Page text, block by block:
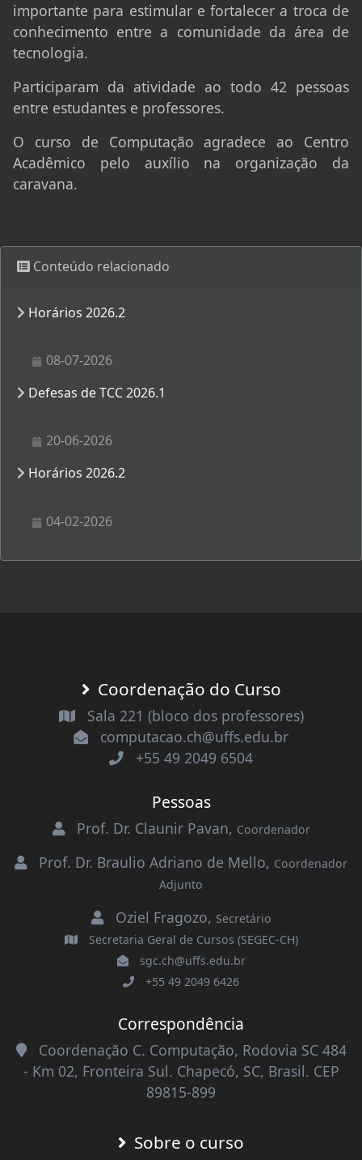
importante para estimular e fortalecer a troca de
conhecimento entre a comunidade da área de
tecnologia.
Participaram da atividade ao todo 42 pessoas
entre estudantes e professores.
O curso de Computação agradece ao Centro
Acadêmico pelo auxílio na organização da
caravana.
Conteúdo relacionado
Horários 2026.2
08-07-2026
Defesas de TCC 2026.1
20-06-2026
Horários 2026.2
04-02-2026
Coordenação do Curso
Sala 221 (bloco dos professores)
computacao.ch@uffs.edu.br
+55 49 2049 6504
Pessoas
Prof. Dr. Claunir Pavan, Coordenador
Prof. Dr. Braulio Adriano de Mello, Coordenador
Adjunto
Oziel Fragozo, Secretário
Secretaria Geral de Cursos (SEGEC-CH)
sgc.ch@uffs.edu.br
+55 49 2049 6426
Correspondência
Coordenação C. Computação, Rodovia SC 484
- Km 02, Fronteira Sul. Chapecó, SC, Brasil. CEP
89815-899
Sobre o curso